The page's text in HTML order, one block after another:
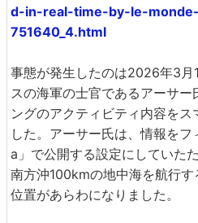
d-in-real-time-by-le-
751640_4.html
事態が発生したのは2026年3月
スの海軍の士官であるアーサ
ングのアクティビティ内容をス
した。アーサー氏は、情報を
a」で公開する設定にしていた
南方沖100kmの地中海を航行
位置があらわになりました。